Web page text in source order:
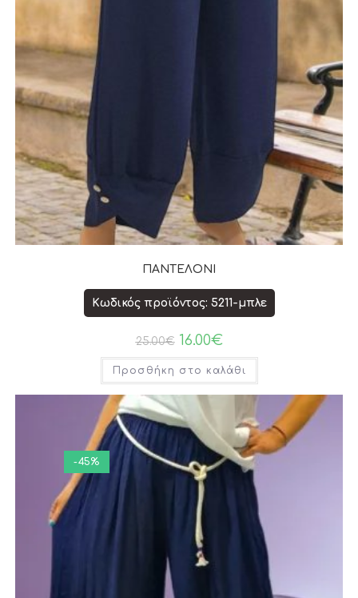
ΠΑΝΤΕΛΟΝΙ
Κωδικός προϊόντος: 5211-μπλε
25.00€ 16.00€
Προσθήκη στο καλάθι
-45%